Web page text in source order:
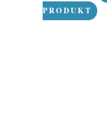
PRODUKT